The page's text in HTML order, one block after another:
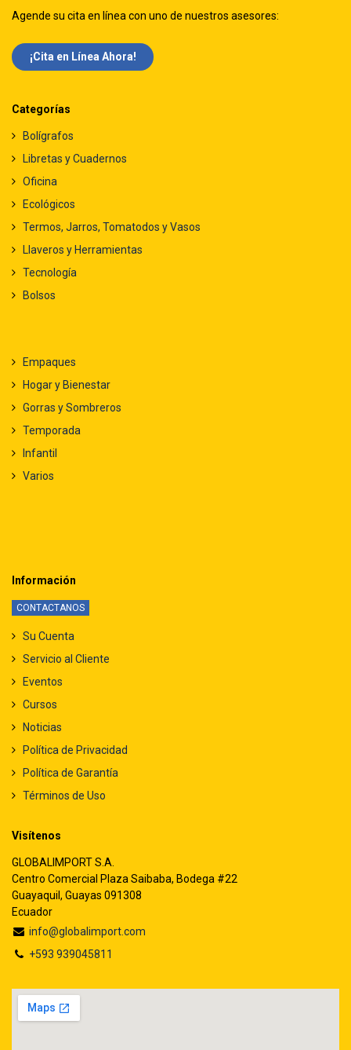
Agende su cita en línea con uno de nuestros asesores:
¡Cita en Línea Ah​​ora!
Categorías
Bolígrafos
Libretas y Cuadernos
Oficina
Ecológicos
Termos, Jarros, Tomatodos y Vasos
Llaveros y Herramientas
Tecnología
Bolsos
Empaques
Hogar y Bienestar
Gorras y Sombreros
Temporada
Infantil
Varios
Información
CONTACTANOS
Su Cuenta
Servicio al Cliente
Eventos
Cursos
Noticias
Política de Privacidad
Política de Garantía
Términos de Uso
Visítenos
GLOBALIMPORT S.A.
Centro Comercial Plaza Saibaba, Bodega #22
Guayaquil, Guayas 091308
Ecuador
info@globalimport.com
+593 939045811